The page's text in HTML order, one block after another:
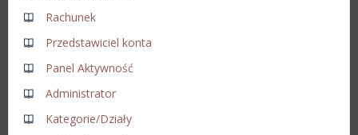
Rachunek
Przedstawiciel konta
Panel Aktywność
Administrator
Kategorie/Działy